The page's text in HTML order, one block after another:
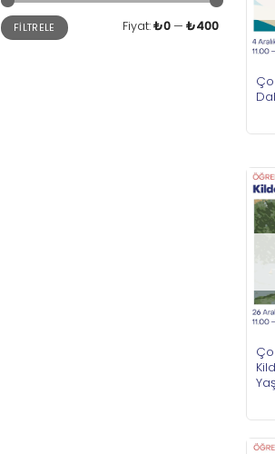
En
düşük
fiyat
En
yüksek
fiyat
FILTRELE Fiyat:₺0— ₺400